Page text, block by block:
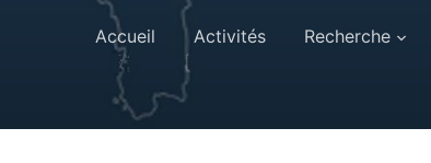
Accueil Activités Recherche